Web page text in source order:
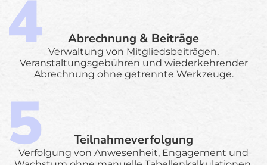
Abrechnung & Beiträge
Verwaltung von Mitgliedsbeiträgen,
Veranstaltungsgebühren und wiederkehrender
Abrechnung ohne getrennte Werkzeuge.
Teilnahmeverfolgung
Verfolgung von Anwesenheit, Engagement und